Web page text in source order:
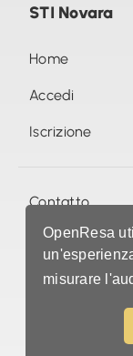
OpenResa
misurare
STI Novara
Home
Accedi
Iscrizione
Contatto
Foto (0)